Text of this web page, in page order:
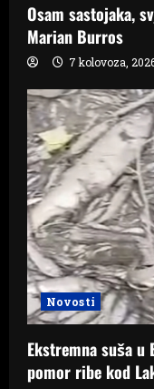
Osam sastojaka,
Marian Burros
7 kolovoza,
Novosti
Ekstremna suša u
pomor ribe kod